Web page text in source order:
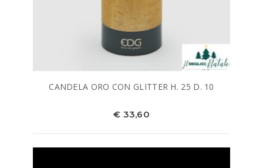
CANDELA ORO CON GLITTER H. 25 D. 10
€ 33,60